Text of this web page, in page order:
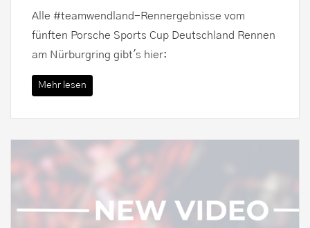
Alle #teamwendland-Rennergebnisse vom
fünften Porsche Sports Cup Deutschland Rennen
am Nürburgring gibt's hier:
Mehr lesen